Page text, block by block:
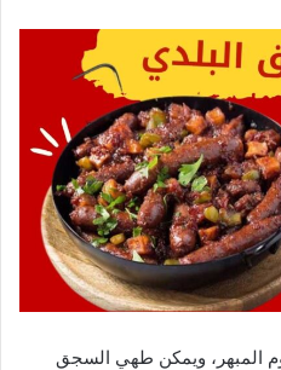
المبهر، ويمكن طهي السجق